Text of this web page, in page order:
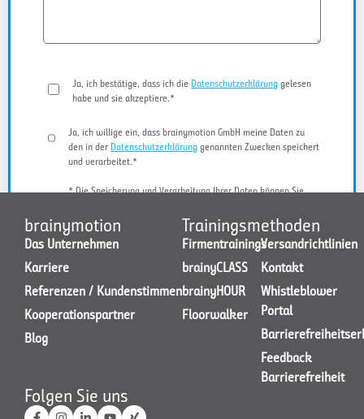
Ja, ich bestätige, dass ich die Datenschutzerklärung gelesen
habe und sie akzeptiere.*
Ja, ich willige ein, dass brainymotion GmbH meine Daten zu
den in der Datenschutzerklärung genannten Zwecken speichert
und verarbeitet.*
* Die Speicherung und Verarbeitung Ihrer Daten können Sie
JETZT KONTAKT AUFNEHMEN
brainymotion
Das Unternehmen
Karriere
Referenzen / Kundenstimmen
Kooperationspartner
Blog
Trainingsmethoden
Firmentrainings
brainyCLASS
brainyHOUR
Floorwalker
Versandrichtlinien
Kontakt
Whistleblower
Portal
Feedback
Barrierefreiheit
Folgen Sie uns